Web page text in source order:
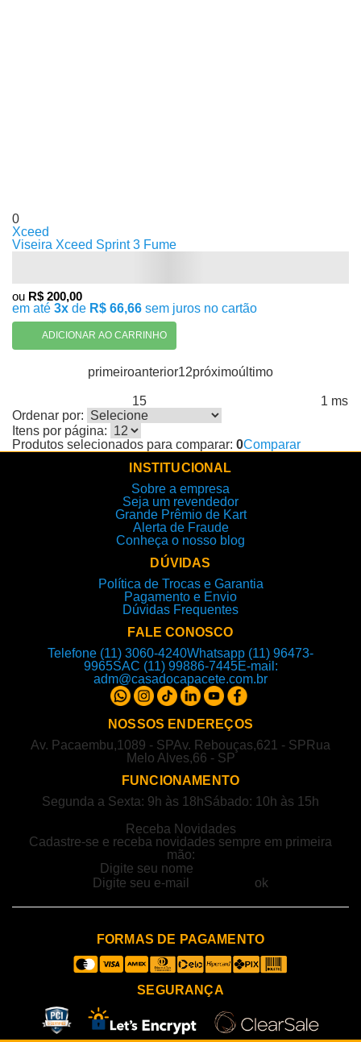
0
Xceed
Viseira Xceed Sprint 3 Fume
ou R$ 200,00
em até 3x de R$ 66,66 sem juros no cartão
ADICIONAR AO CARRINHO
primeiroanterior12próximoúltimo
15
1 ms
Ordenar por:
Itens por página:
Produtos selecionados para comparar: 0Comparar
INSTITUCIONAL
Sobre a empresa
Seja um revendedor
Grande Prêmio de Kart
Alerta de Fraude
Conheça o nosso blog
DÚVIDAS
Política de Trocas e Garantia
Pagamento e Envio
Dúvidas Frequentes
FALE CONOSCO
Telefone (11) 3060-4240Whatsapp (11) 96473-
9965SAC (11) 99886-7445E-mail:
adm@casadocapacete.com.br
NOSSOS ENDEREÇOS
Av. Pacaembu,1089 - SPAv. Rebouças,621 - SP Rua
Melo Alves,66 - SP
FUNCIONAMENTO
Segunda a Sexta: 9h às 18hSábado: 10h às 15h
Receba Novidades
Cadastre-se e receba novidades sempre em primeira
mão:
FORMAS DE PAGAMENTO
SEGURANÇA